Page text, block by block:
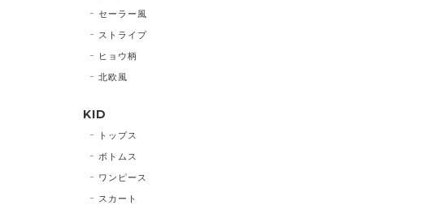
セーラー風
ストライプ
ヒョウ柄
北欧風
KID
トップス
ボトムス
ワンピース
スカート